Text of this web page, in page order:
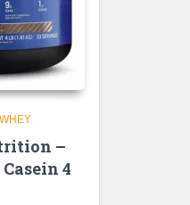
WHEY
–
4